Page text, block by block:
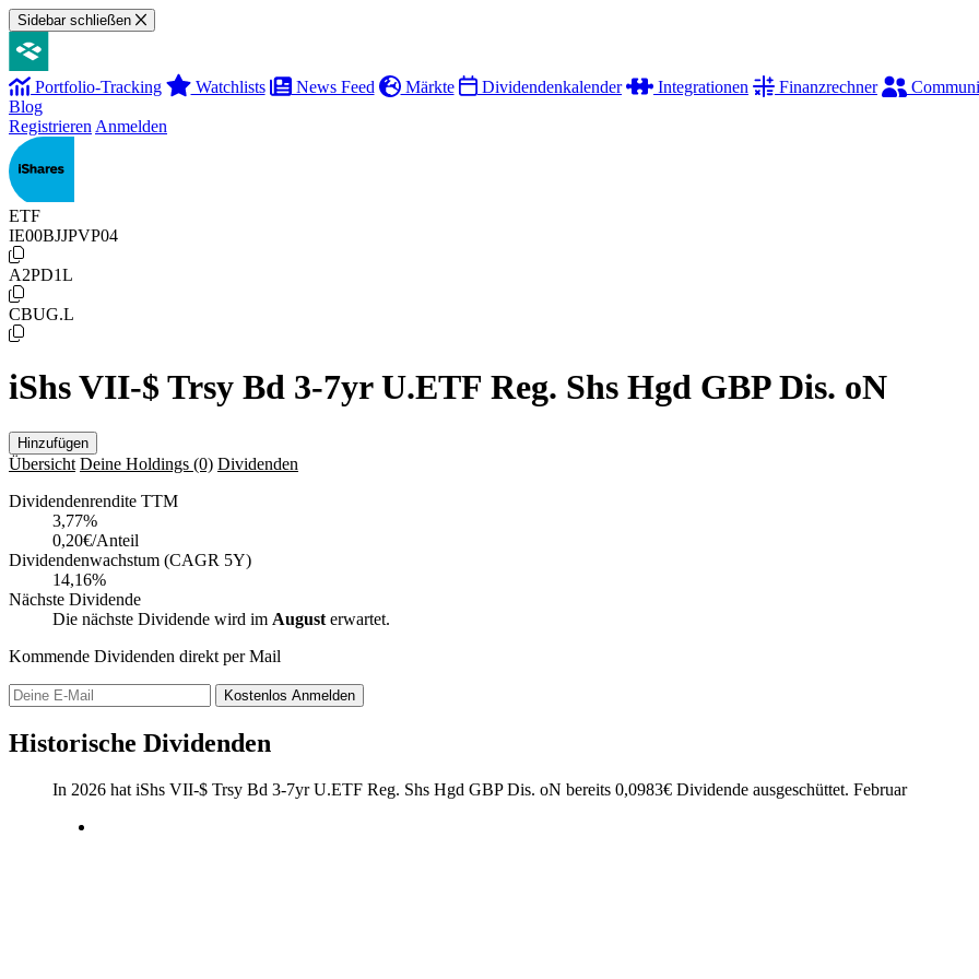
Sidebar schließen
Portfolio-Tracking Watchlists News Feed Märkte Dividendenkalender Integrationen Finanzrechner
Blog
Registrieren Anmelden
ETF
IE00BJJPVP04
A2PD1L
CBUG.L
iShs VII-$ Trsy Bd 3-7yr U.ETF Reg. Shs Hgd GBP Dis. oN
Hinzufügen
Übersicht Deine Holdings (0) Dividenden
Dividendenrendite TTM
3,77%
0,20€/Anteil
Dividendenwachstum (CAGR 5Y)
14,16%
Nächste Dividende
Die nächste Dividende wird im August erwartet.
Kommende Dividenden direkt per Mail
Kostenlos Anmelden
Historische Dividenden
In 2026 hat iShs VII-$ Trsy Bd 3-7yr U.ETF Reg. Shs Hgd GBP Dis. oN bereits 0,0983€ Dividende ausgeschüttet. Februar